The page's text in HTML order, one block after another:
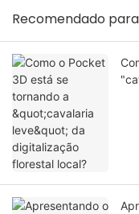
Recomendado